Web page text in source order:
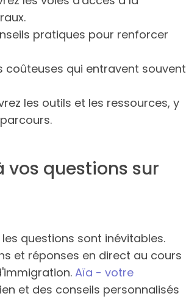
pratiques pour renforcer
coûteuses qui entravent souvent
les outils et les ressources, y
vos questions sur
questions sont inévitables.
et réponses en direct au cours
Aïa - votre
et des conseils personnalisés